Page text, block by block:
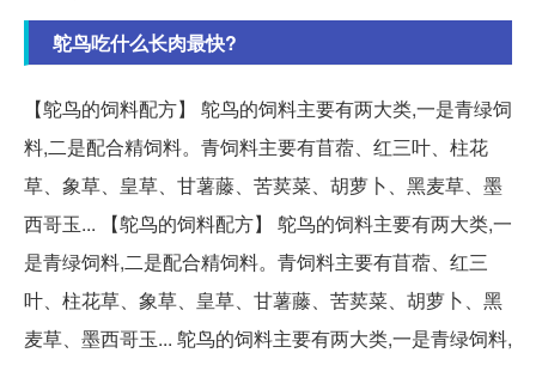
鸵鸟吃什么长肉最快?
【鸵鸟的饲料配方】 鸵鸟的饲料主要有两大类,一是青绿饲
料,二是配合精饲料。青饲料主要有苜蓿、红三叶、柱花
草、象草、皇草、甘薯藤、苦荬菜、胡萝卜、黑麦草、墨
西哥玉... 【鸵鸟的饲料配方】 鸵鸟的饲料主要有两大类,一
是青绿饲料,二是配合精饲料。青饲料主要有苜蓿、红三
叶、柱花草、象草、皇草、甘薯藤、苦荬菜、胡萝卜、黑
麦草、墨西哥玉... 鸵鸟的饲料主要有两大类,一是青绿饲料,